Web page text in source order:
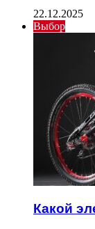
22.12.2025
Выбор
Какой